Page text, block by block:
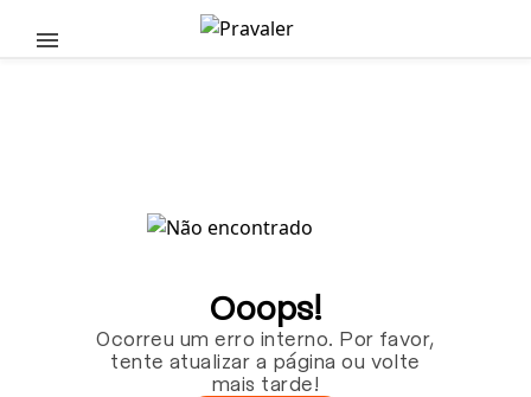
Pular para o conteúdo principal
Ooops!
Ocorreu um erro interno. Por favor,
tente atualizar a página ou volte
mais tarde!